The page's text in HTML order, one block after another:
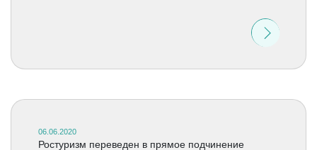
06.06.2020
Ростуризм переведен в прямое подчинение